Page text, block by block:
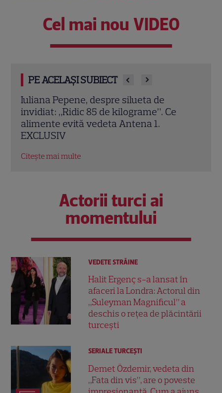
Cel mai nou VIDEO
PE ACELAȘI SUBIECT
Vedetele de la Hollywood care nu s-au
căsătorit niciodată. De ce Leonardo
DiCaprio și Charlize Theron au evitat
altarul
Citește mai multe
Actorii turci ai
momentului
VEDETE STRĂINE
Halit Ergenç s-a lansat în
afaceri la Londra: Actorul din
„Suleyman Magnificul” a
deschis o rețea de plăcintării
turcești
SERIALE TURCEŞTI
Demet Özdemir, vedeta din
„Fata din vis”, are o poveste